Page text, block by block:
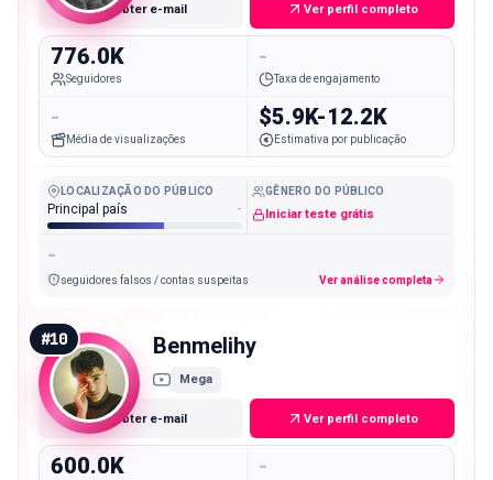
Obter e-mail Ver perfil completo
776.0K
Seguidores
-
Taxa de engajamento
-
Média de visualizações
$5.9K-12.2K
Estimativa por publicação
LOCALIZAÇÃO DO PÚBLICO
Principal país -
GÊNERO DO PÚBLICO
Iniciar teste grátis
-
seguidores falsos / contas suspeitas Ver análise completa
#10 Benmelihy
Mega
Obter e-mail Ver perfil completo
600.0K -